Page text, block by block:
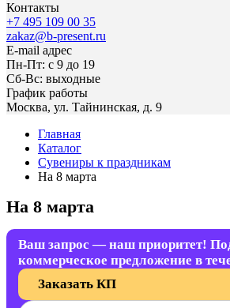
Контакты
+7 495 109 00 35
zakaz@b-present.ru
E-mail адрес
Пн-Пт: с 9 до 19
Сб-Вс: выходные
График работы
Москва, ул. Тайнинская, д. 9
Главная
Каталог
Сувениры к праздникам
На 8 марта
На 8 марта
Ваш запрос — наш приоритет!
коммерческое предложение в
Заказать КП